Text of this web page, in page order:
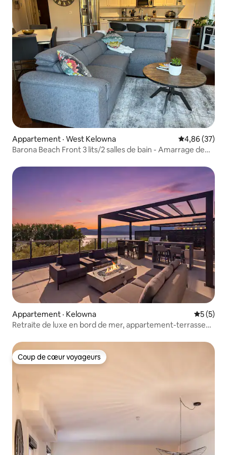
Appartement · West Kelowna Note
4,86 (37)
Barona Beach Front 3 lits/2 salles de bain - Amarrage de
Appartement · Kelowna Note
5 (5)
Retraite de luxe en bord de mer, appartement-terrasse
Coup de cœur voyageurs
Coup de cœur voyageurs